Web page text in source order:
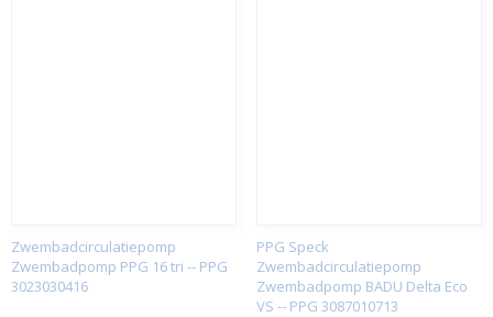
Zwembadcirculatiepomp
Zwembadpomp PPG 16 tri -- PPG
3023030416
PPG Speck
Zwembadcirculatiepomp
Zwembadpomp BADU Delta Eco
VS -- PPG 3087010713